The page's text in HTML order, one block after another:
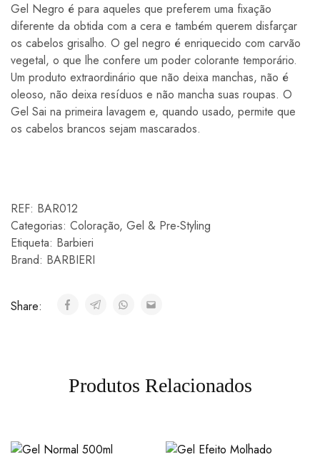
Gel Negro é para aqueles que preferem uma fixação
diferente da obtida com a cera e também querem disfarçar
os cabelos grisalho. O gel negro é enriquecido com carvão
vegetal, o que lhe confere um poder colorante temporário.
Um produto extraordinário que não deixa manchas, não é
oleoso, não deixa resíduos e não mancha suas roupas. O
Gel Sai na primeira lavagem e, quando usado, permite que
os cabelos brancos sejam mascarados.
REF: BAR012
Categorias: Coloração, Gel & Pre-Styling
Etiqueta: Barbieri
Brand: BARBIERI
Share:
Produtos Relacionados